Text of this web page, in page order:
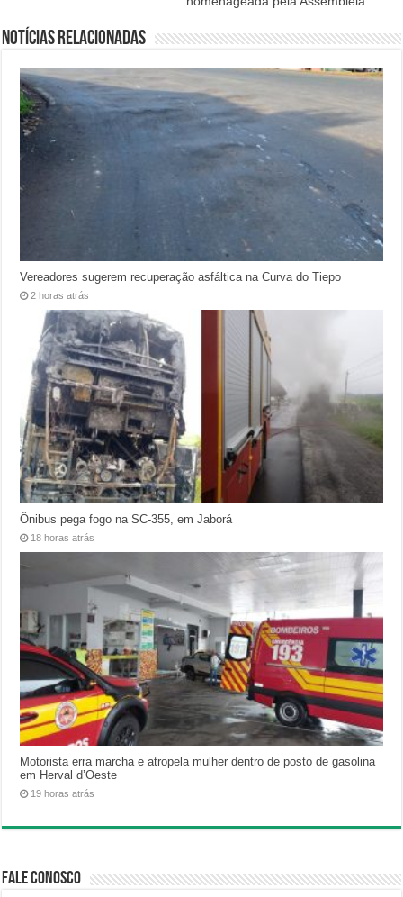
Notícias relacionadas
Vereadores sugerem recuperação asfáltica na Curva do Tiepo
2 horas atrás
Ônibus pega fogo na SC-355, em Jaborá
18 horas atrás
Motorista erra marcha e atropela mulher dentro de posto de gasolina
em Herval d’Oeste
19 horas atrás
Fale Conosco